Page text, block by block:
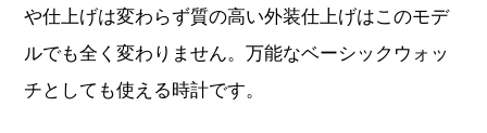
や仕上げは変わらず質の高い外装仕上げはこのモデ
ルでも全く変わりません。万能なベーシックウォッ
チとしても使える時計です。